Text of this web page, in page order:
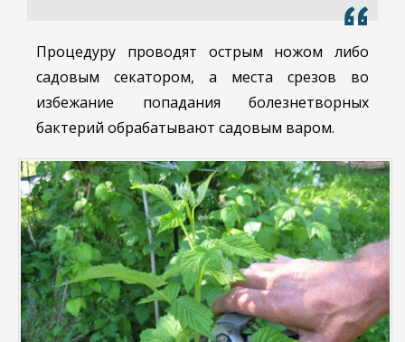
Процедуру проводят острым ножом либо
садовым секатором, а места срезов во
избежание попадания болезнетворных
бактерий обрабатывают садовым варом.